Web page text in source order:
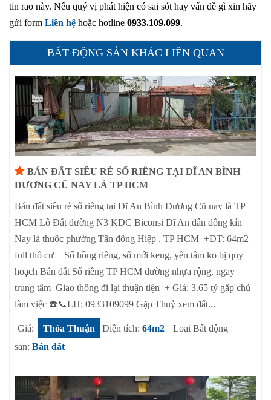
tin rao này. Nếu quý vị phát hiện có sai sót hay vấn đề gì xin hãy
gửi form Liên hệ hoặc hotline 0933.109.099.
BẤT ĐỘNG SẢN KHÁC LIÊN QUAN
BÁN ĐẤT SIÊU RẺ SỔ RIÊNG TẠI DĨ AN BÌNH
DƯƠNG CŨ NAY LÀ TP HCM
Bán đất siêu rẻ sổ riêng tại Dĩ An Bình Dương Cũ nay là TP
HCM Lô Đất đường N3 KDC Biconsi Dĩ An dân đông kín
Nay là thuôc phường Tân đông Hiệp , TP HCM +DT: 64m2
full thổ cư + Sổ hồng riêng, sổ mới keng, yên tâm ko bị quy
hoạch Bán đất Sổ riêng TP HCM đường nhựa rộng, ngay
trung tâm Giao thông đi lại thuận tiện + Giá: 3.65 tỷ gặp chủ
làm việc ☎️📞LH: 0933109099 Gặp Thuỷ xem đất...
Giá: Thỏa Thuận Diện tích: 64m2
Loại Bất động
sản: Bán đất